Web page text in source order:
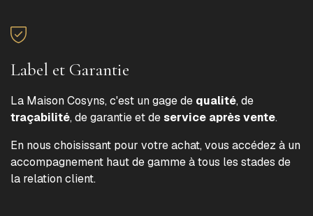
Label et Garantie
La Maison Cosyns, c'est un gage de qualité, de
traçabilité, de garantie et deservice après vente.
En nous choisissant pour votre achat, vous accédez à un
accompagnement haut de gamme à tous les stades de
la relation client.